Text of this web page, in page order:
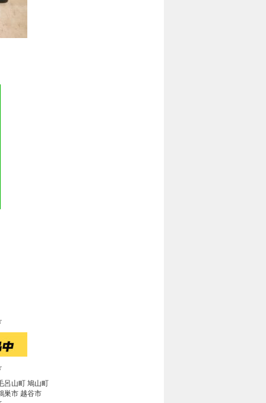
呂山町 鳩山町
巣市 越谷市